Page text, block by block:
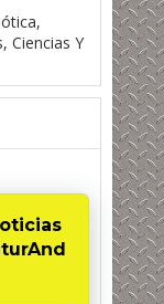
Ciencias Y